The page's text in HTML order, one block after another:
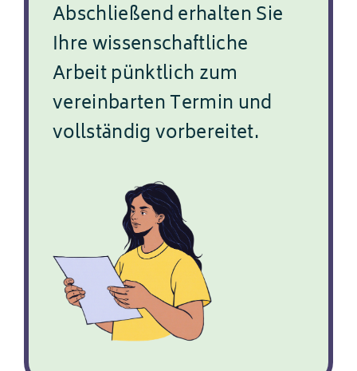
Abschließend erhalten Sie
Ihre wissenschaftliche
Arbeit pünktlich zum
vereinbarten Termin und
vollständig vorbereitet.